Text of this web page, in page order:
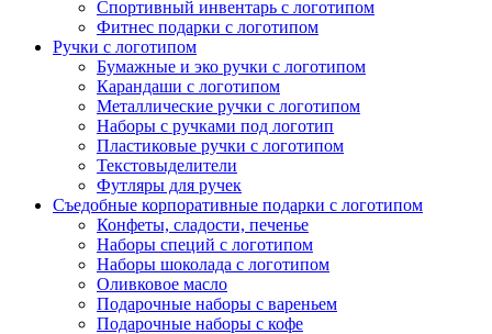
Спортивный инвентарь с логотипом
Фитнес подарки с логотипом
Ручки с логотипом
Бумажные и эко ручки с логотипом
Карандаши с логотипом
Металлические ручки с логотипом
Наборы с ручками под логотип
Пластиковые ручки с логотипом
Текстовыделители
Футляры для ручек
Съедобные корпоративные подарки с логотипом
Конфеты, сладости, печенье
Наборы специй с логотипом
Наборы шоколада с логотипом
Оливковое масло
Подарочные наборы с вареньем
Подарочные наборы с кофе